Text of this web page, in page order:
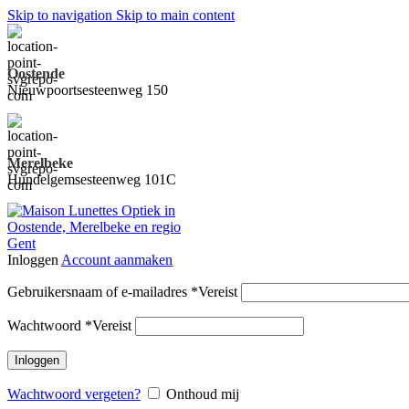
Skip to navigation Skip to main content
Oostende
Nieuwpoortsesteenweg 150
Merelbeke
Hundelgemsesteenweg 101C
Inloggen Account aanmaken
Gebruikersnaam of e-mailadres *Vereist
Wachtwoord *Vereist
Inloggen
Wachtwoord vergeten? Onthoud mij